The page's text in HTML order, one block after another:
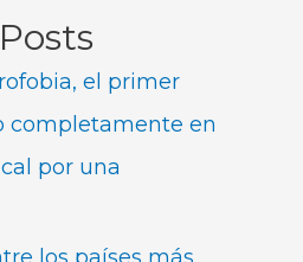
el primer
completamente en
por una